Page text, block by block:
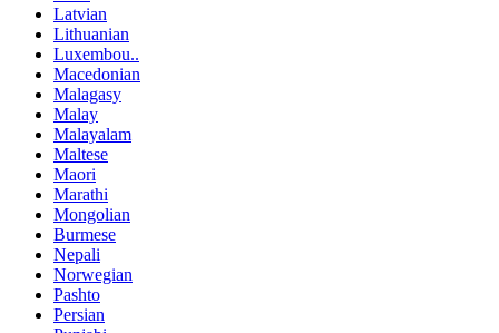
Latvian
Lithuanian
Luxembou..
Macedonian
Malagasy
Malay
Malayalam
Maltese
Maori
Marathi
Mongolian
Burmese
Nepali
Norwegian
Pashto
Persian